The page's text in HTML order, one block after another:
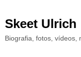
Skeet Ulrich
Biografia, fotos, vídeos,